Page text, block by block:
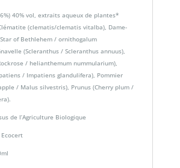
40% vol, extraits aqueux de plantes*
(clematis/clematis vitalba), Dame-
of Bethlehem / ornithogalum
(Scleranthus / Scleranthus annuus),
/ helianthemum nummularium),
/ Impatiens glandulifera), Pommier
/ Malus silvestris), Prunus (Cherry plum /
de l’Agriculture Biologique